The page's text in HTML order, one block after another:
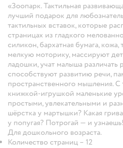
«Зоопарк. Тактильная
лучший подарок для
тактильных вставок, которые
страницах из гладкого
силикон, бархатная бумага,
мелкую моторику, массируют
ладошки, учат малыша различать
способствуют развитию речи,
пространственного мышления.
книжкой-игрушкой маленькие
простыми, увлекательными и
шёрстка у мартышки? Какая
у попугая? Потрогай — и узнаешь!
Для дошкольного возраста.
Количество страниц – 12